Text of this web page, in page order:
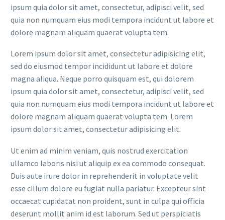
ipsum quia dolor sit amet, consectetur, adipisci velit, sed
quia non numquam eius modi tempora incidunt ut labore et
dolore magnam aliquam quaerat volupta tem.
Lorem ipsum dolor sit amet, consectetur adipisicing elit,
sed do eiusmod tempor incididunt ut labore et dolore
magna aliqua. Neque porro quisquam est, qui dolorem
ipsum quia dolor sit amet, consectetur, adipisci velit, sed
quia non numquam eius modi tempora incidunt ut labore et
dolore magnam aliquam quaerat volupta tem. Lorem
ipsum dolor sit amet, consectetur adipisicing elit.
Ut enim ad minim veniam, quis nostrud exercitation
ullamco laboris nisi ut aliquip ex ea commodo consequat.
Duis aute irure dolor in reprehenderit in voluptate velit
esse cillum dolore eu fugiat nulla pariatur. Excepteur sint
occaecat cupidatat non proident, sunt in culpa qui officia
deserunt mollit anim id est laborum. Sed ut perspiciatis